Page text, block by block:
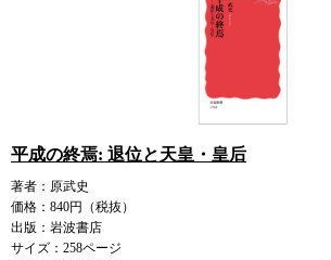
平成の終焉: 退位と天皇・皇后
著者：原武史
価格：840円（税抜）
出版：岩波書店
サイズ：258ページ